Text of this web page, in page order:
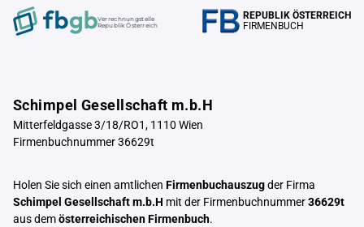
Verrechnungstelle
Republik Österreich
REPUBLIK ÖSTERREICH
FIRMENBUCH
Schimpel Gesellschaft m.b.H
Mitterfeldgasse 3/18/RO1, 1110 Wien
Firmenbuchnummer 36629t
Holen Sie sich einen amtlichen Firmenbuchauszugder Firma
Schimpel Gesellschaft m.b.H mit der Firmenbuchnummer36629t
aus demösterreichischen Firmenbuch.